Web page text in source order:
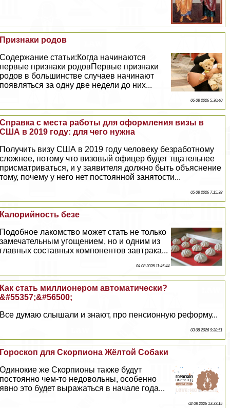
Признаки родов
Содержание статьи:Когда начинаются
первые признаки родовПервые признаки
родов в большинстве случаев начинают
появляться за одну две недели до них...
06 08 2026 5:30:40
Справка с места работы для оформления визы в
США в 2019 году: для чего нужна
Получить визу США в 2019 году человеку безработному
сложнее, потому что визовый офицер будет тщательнее
присматриваться, и у заявителя должно быть объяснение
тому, почему у него нет постоянной занятости...
05 08 2026 7:15:38
Калорийность безе
Подобное лакомство может стать не только
замечательным угощением, но и одним из
главных составных компонентов завтpaка...
04 08 2026 11:45:44
Как стать миллионером автоматически?
&#55357;&#56500;
Все думаю слышали и знают, про пенсионную реформу...
03 08 2026 9:38:51
Гороскоп для Скорпиона Жёлтой Собаки
Одинокие же Скорпионы также будут
постоянно чем-то недовольны, особенно
явно это будет выражаться в начале года...
02 08 2026 13:33:15